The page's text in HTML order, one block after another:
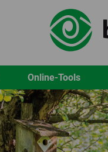
Online-Tools